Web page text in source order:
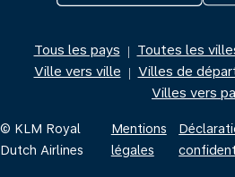
Tous les pays | Toutes les
Ville vers ville | Villes de
Villes vers
© KLM Royal
Dutch Airlines
Mentions
légales